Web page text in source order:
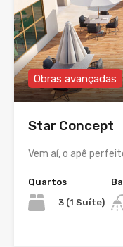
Obras avançadas
Star Concept
Vem aí, o apê
Quartos
3 (1 Suíte)